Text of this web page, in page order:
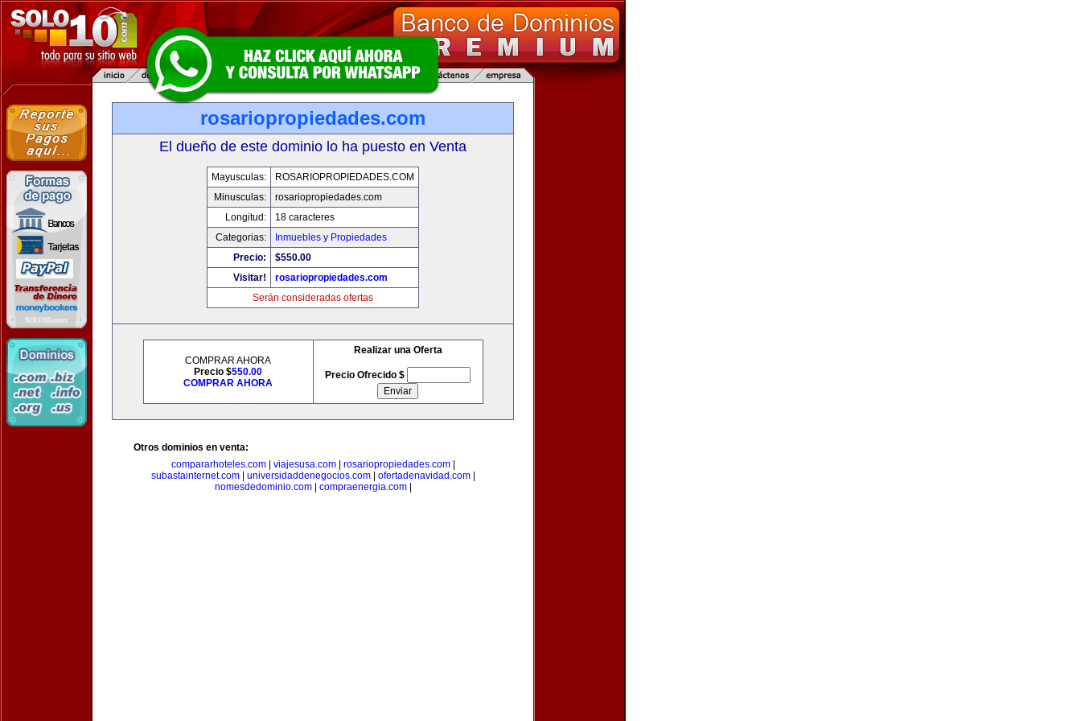
rosariopropiedades.com
El dueño de este dominio lo ha puesto en Venta
Mayusculas:
ROSARIOPROPIEDADES.COM
Minusculas:
rosariopropiedades.com
Longitud:
18 caracteres
Categorias:
Inmuebles y Propiedades
Precio:
$550.00
Visitar!
rosariopropiedades.com
Serán consideradas ofertas
COMPRAR AHORA
Precio $550.00
COMPRAR AHORA
Realizar una Oferta
Precio Ofrecido $
Otros dominios en venta:
compararhoteles.com| viajesusa.com| rosariopropiedades.com|
subastainternet.com| universidaddenegocios.com| ofertadenavidad.com|
nomesdedominio.com| compraenergia.com|